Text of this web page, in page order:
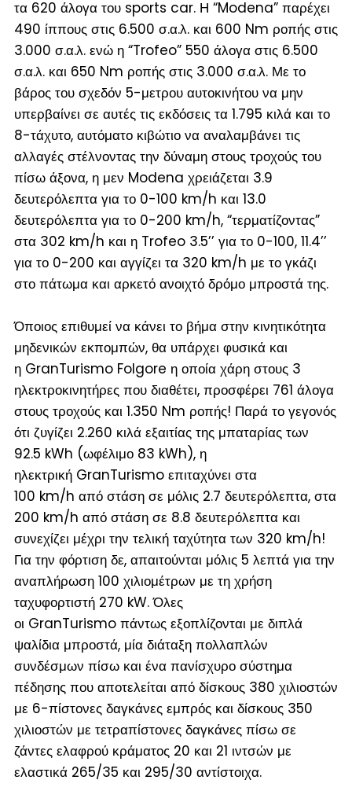
τα 620 άλογα του sports car. Η “Modena” παρέχει
490 ίππους στις 6.500 σ.α.λ. και 600 Nm ροπής στις
3.000 σ.α.λ. ενώ η “Trofeo” 550 άλογα στις 6.500
σ.α.λ. και 650 Nm ροπής στις 3.000 σ.α.λ. Με το
βάρος του σχεδόν 5-μετρου αυτοκινήτου να μην
υπερβαίνει σε αυτές τις εκδόσεις τα 1.795 κιλά και το
8-τάχυτο, αυτόματο κιβώτιο να αναλαμβάνει τις
αλλαγές στέλνοντας την δύναμη στους τροχούς του
πίσω άξονα, η μεν Modena χρειάζεται 3.9
δευτερόλεπτα για το 0-100 km/h και 13.0
δευτερόλεπτα για το 0-200 km/h, “τερματίζοντας”
στα 302 km/h και η Trofeo 3.5’’ για το 0-100, 11.4’’
για το 0-200 και αγγίζει τα 320 km/h με το γκάζι
στο πάτωμα και αρκετό ανοιχτό δρόμο μπροστά της.
Όποιος επιθυμεί να κάνει το βήμα στην κινητικότητα
μηδενικών εκπομπών, θα υπάρχει φυσικά και
η GranTurismo Folgore η οποία χάρη στους 3
ηλεκτροκινητήρες που διαθέτει, προσφέρει 761 άλογα
στους τροχούς και 1.350 Nm ροπής! Παρά το γεγονός
ότι ζυγίζει 2.260 κιλά εξαιτίας της μπαταρίας των
92.5 kWh (ωφέλιμο 83 kWh), η
ηλεκτρική GranTurismo επιταχύνει στα
100 km/h από στάση σε μόλις 2.7 δευτερόλεπτα, στα
200 km/h από στάση σε 8.8 δευτερόλεπτα και
συνεχίζει μέχρι την τελική ταχύτητα των 320 km/h!
Για την φόρτιση δε, απαιτούνται μόλις 5 λεπτά για την
αναπλήρωση 100 χιλιομέτρων με τη χρήση
ταχυφορτιστή 270 kW. Όλες
οι GranTurismo πάντως εξοπλίζονται με διπλά
ψαλίδια μπροστά, μία διάταξη πολλαπλών
συνδέσμων πίσω και ένα πανίσχυρο σύστημα
πέδησης που αποτελείται από δίσκους 380 χιλιοστών
με 6-πίστονες δαγκάνες εμπρός και δίσκους 350
χιλιοστών με τετραπίστονες δαγκάνες πίσω σε
ζάντες ελαφρού κράματος 20 και 21 ιντσών με
ελαστικά 265/35 και 295/30 αντίστοιχα.